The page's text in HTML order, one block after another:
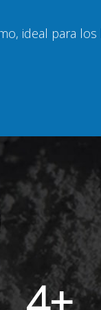
ideal para los